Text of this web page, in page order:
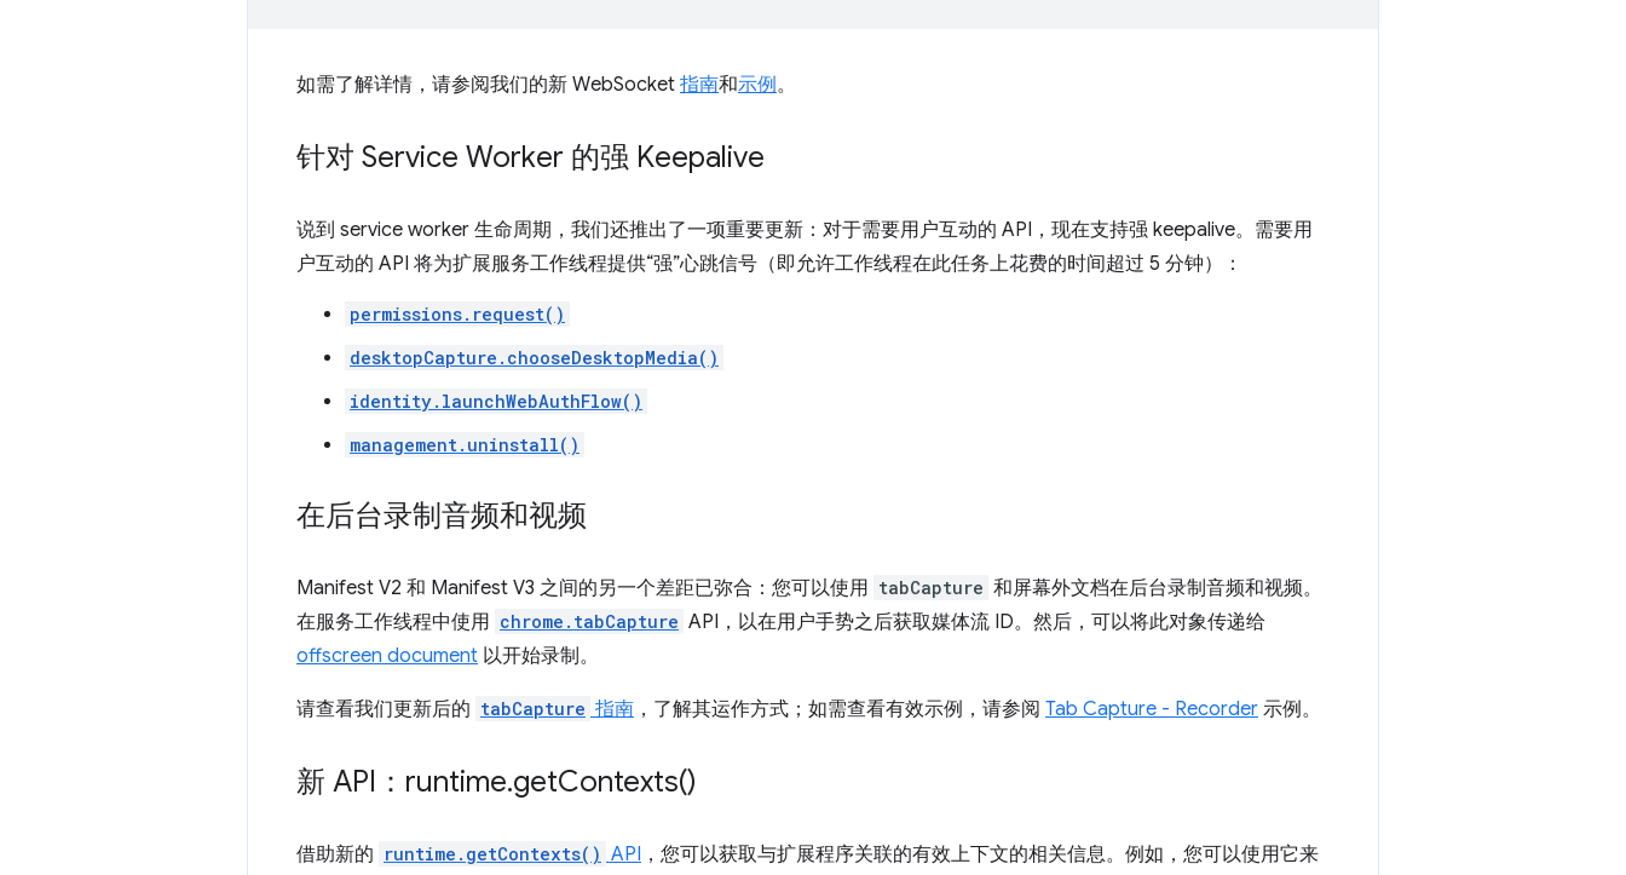
如需了解详情，请参阅我们的新 WebSocket 指南和示例。
针对 Service Worker 的强 Keepalive
说到 service worker 生命周期，我们还推出了一项重要更新：对于需要用户互动的 API，现在支持强 keepalive。需要用
户互动的 API 将为扩展服务工作线程提供“强”心跳信号（即允许工作线程在此任务上花费的时间超过 5 分钟）：
permissions.request()
desktopCapture.chooseDesktopMedia()
identity.launchWebAuthFlow()
management.uninstall()
在后台录制音频和视频
Manifest V2 和 Manifest V3 之间的另一个差距已弥合：您可以使用 tabCapture 和屏幕外文档在后台录制音频和视频。
在服务工作线程中使用 chrome.tabCapture API，以在用户手势之后获取媒体流 ID。然后，可以将此对象传递给
offscreen document 以开始录制。
请查看我们更新后的 tabCapture 指南 ，了解其运作方式；如需查看有效示例，请参阅 Tab Capture - Recorder 示例。
新 API：runtime.getContexts()
借助新的 runtime.getContexts() API ，您可以获取与扩展程序关联的有效上下文的相关信息。例如，您可以使用它来